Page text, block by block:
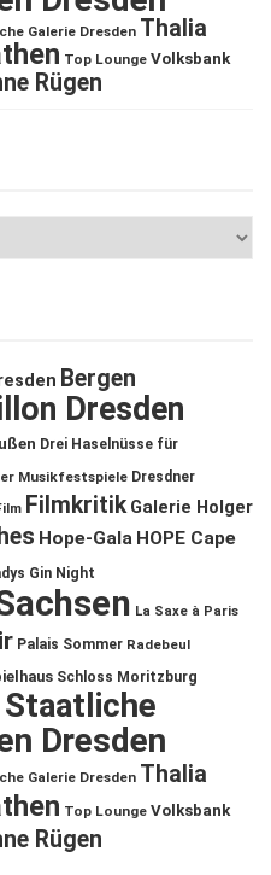
Galerie Dresden Thalia
Top Lounge Volksbank
Rügen
Bergen
Dresden
Drei Haselnüsse für
Musikfestspiele Dresdner
Filmkritik Galerie Holger
Hope-Gala HOPE Cape
Gin Night
La Saxe à Paris
Palais Sommer Radebeul
Schloss Moritzburg
Staatliche
Dresden
Galerie Dresden Thalia
Top Lounge Volksbank
Rügen